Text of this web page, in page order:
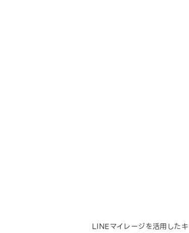
LINEマイレージを活用した